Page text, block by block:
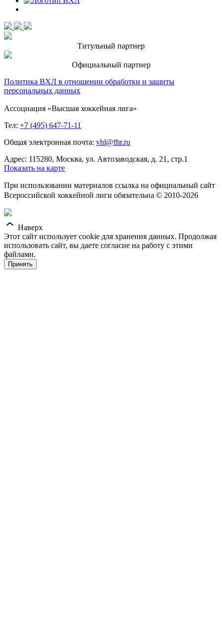
Титульный партнер
Официальный партнер
Политика ВХЛ в отношении обработки и защиты
персональных данных
Ассоциация «Высшая хоккейная лига»
Тел: +7 (495) 647-71-11
Общая электронная почта: vhl@fhr.ru
Адрес: 115280, Москва, ул. Автозаводская, д. 21, стр.1
Показать на карте
При использовании материалов ссылка на официальный сайт
Всероссийской хоккейной лиги обязательна © 2010-2026
Наверх
Этот сайт использует cookie для хранения данных. Продолжая
использовать сайт, вы даете согласие на работу с этими
файлами.
Принять